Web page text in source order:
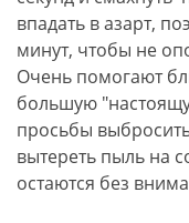
впадать в азарт,
минут, чтобы не
Очень помогают
большую
просьбы
вытереть пыль на
остаются без